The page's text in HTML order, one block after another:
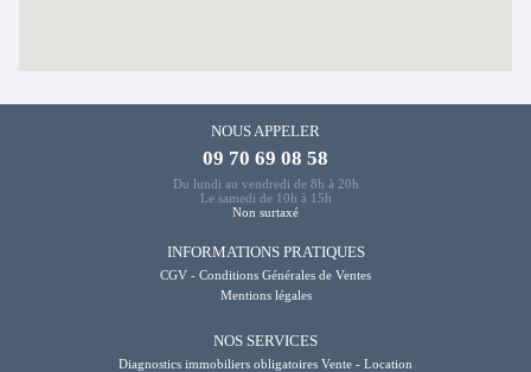
NOUS APPELER
09 70 69 08 58
Du lundi au vendredi de 8h à 20h
Le samedi de 10h à 15h
Non surtaxé
INFORMATIONS PRATIQUES
CGV - Conditions Générales de Ventes
Mentions légales
NOS SERVICES
Diagnostics immobiliers obligatoires Vente - Location